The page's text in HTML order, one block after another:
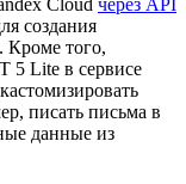
Cloud через API
создания
Кроме того,
5 Lite в сервисе
писать письма в
данные из